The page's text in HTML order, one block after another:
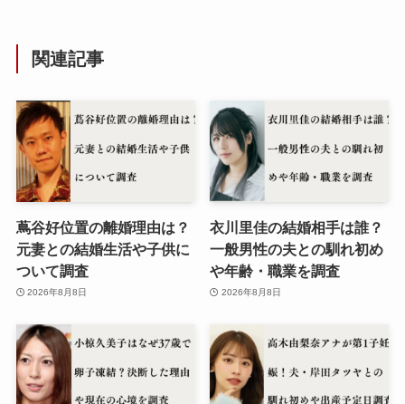
関連記事
蔦谷好位置の離婚理由は？
元妻との結婚生活や子供に
ついて調査
2026年8月8日
衣川里佳の結婚相手は誰？
一般男性の夫との馴れ初め
や年齢・職業を調査
2026年8月8日